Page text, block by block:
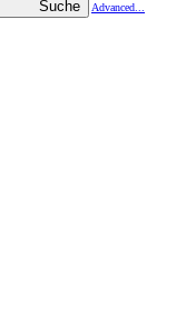
Suche Advanced...